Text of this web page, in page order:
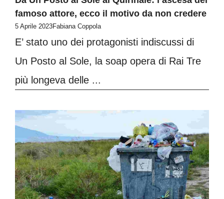
famoso attore, ecco il motivo da non credere
5 Aprile 2023Fabiana Coppola
E’ stato uno dei protagonisti indiscussi di
Un Posto al Sole, la soap opera di Rai Tre
più longeva delle ...